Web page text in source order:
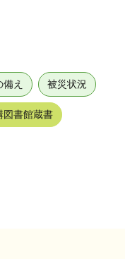
え 被災状況
図書館蔵書